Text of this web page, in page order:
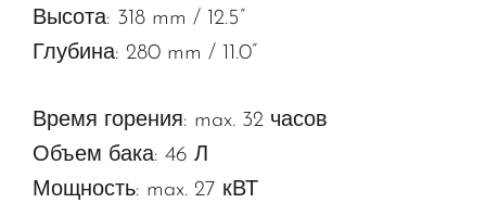
Высота: 318 mm / 12.5”
Глубина: 280 mm / 11.0”
Время горения: max. 32 часов
Объем бака: 46 Л
Мощность: max. 27 кВТ